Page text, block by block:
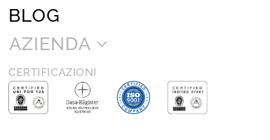
BLOG
AZIENDA
CERTIFICAZIONI